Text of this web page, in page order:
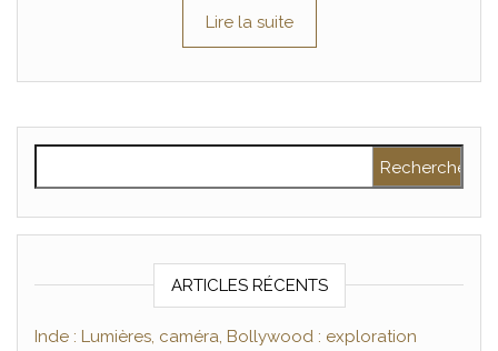
Lire la suite
ARTICLES RÉCENTS
Inde : Lumières, caméra, Bollywood : exploration